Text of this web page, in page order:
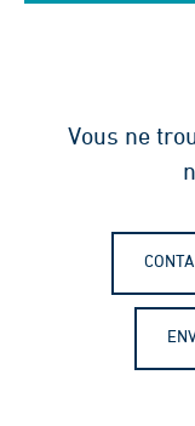
Vous ne